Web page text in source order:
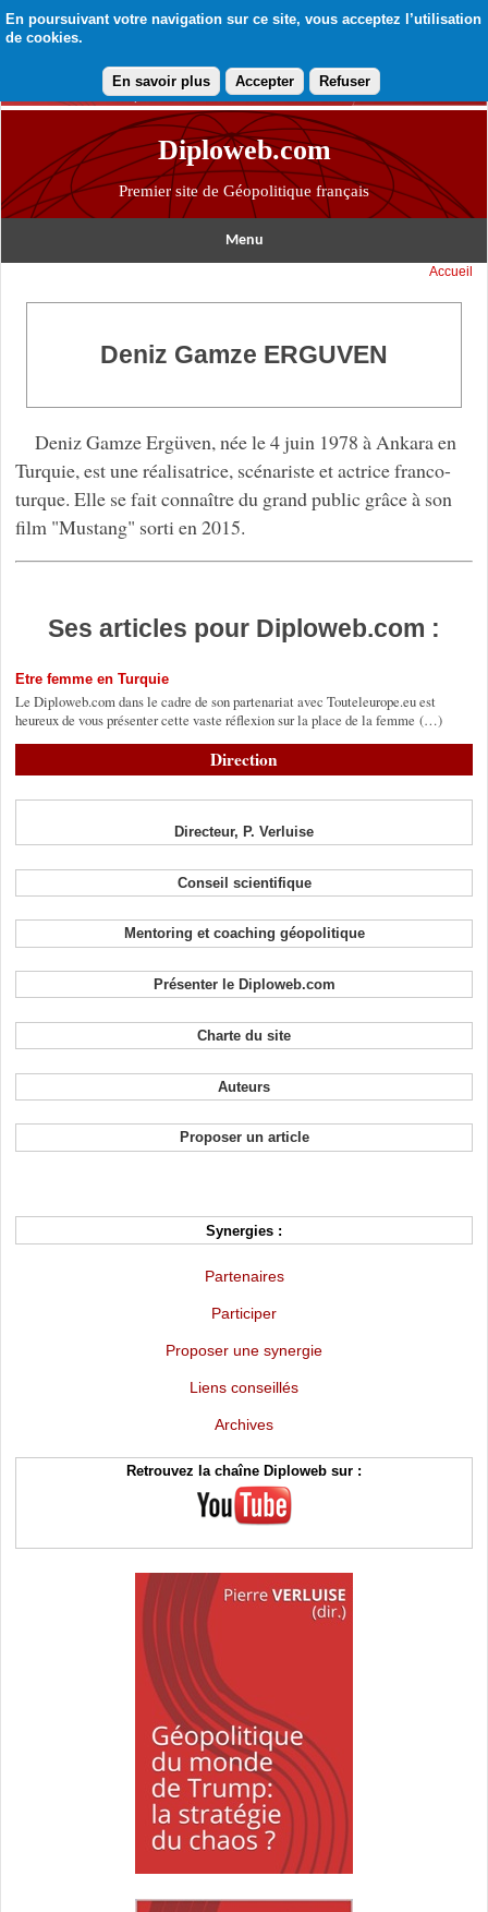
En poursuivant votre navigation sur ce site, vous acceptez l’utilisation
de cookies.
En savoir plus Accepter Refuser
Diploweb.com
Premier site de Géopolitique français
Menu
Accueil
Deniz Gamze ERGUVEN
Deniz Gamze Ergüven, née le 4 juin 1978 à Ankara en
Turquie, est une réalisatrice, scénariste et actrice franco-
turque. Elle se fait connaître du grand public grâce à son
film "Mustang" sorti en 2015.
Ses articles pour Diploweb.com :
Etre femme en Turquie
Le Diploweb.com dans le cadre de son partenariat avec Touteleurope.eu est
heureux de vous présenter cette vaste réflexion sur la place de la femme (…)
Direction
Directeur, P. Verluise
Conseil scientifique
Mentoring et coaching géopolitique
Présenter le Diploweb.com
Charte du site
Auteurs
Proposer un article
Synergies :
Partenaires
Participer
Proposer une synergie
Liens conseillés
Archives
Retrouvez la chaîne Diploweb sur :